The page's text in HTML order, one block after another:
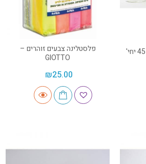
פלסטלינה צבעים זוהרים –
GIOTTO
₪25.00